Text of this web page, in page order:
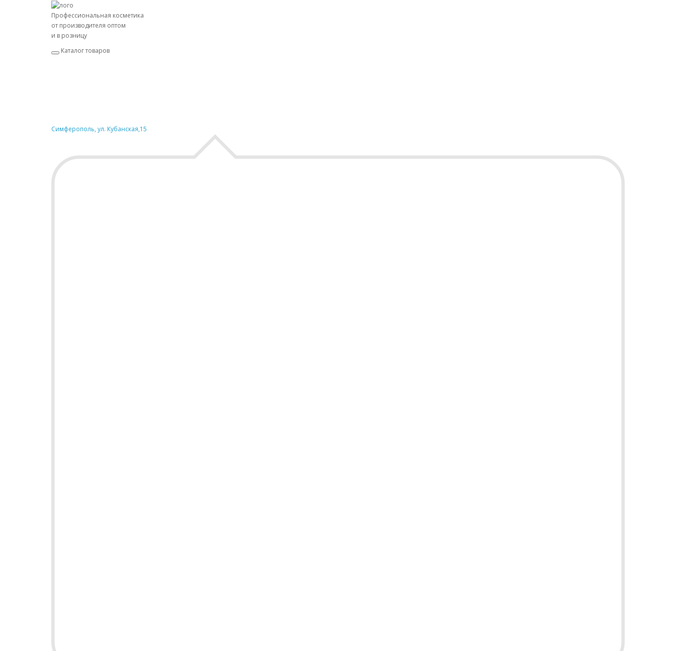
Профессиональная косметика
от производителя оптом
и в розницу
Каталог товаров
Симферополь, ул. Кубанская,15